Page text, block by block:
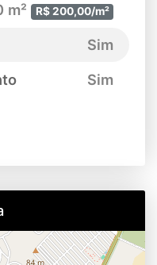
m² R$ 200,00/m²
Sim
Sim